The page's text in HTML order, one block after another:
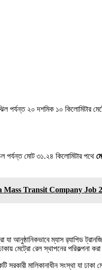
পর্যন্ত ২০ দশমিক ১০ কিলোমিটার
পর্যন্ত মোট ৩১.২৪ কিলোমিটার পথে
Mass Transit Company Job
যা আনুষ্ঠানিকভাবে ম্যাস
মেট্রো রেল স্থাপনের পরিকল্পনা
সরকারী মালিকানাধীন সংস্থা যা